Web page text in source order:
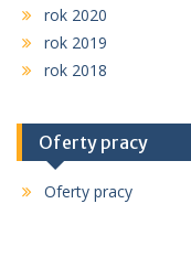
rok 2020
rok 2019
rok 2018
Oferty pracy
Oferty pracy